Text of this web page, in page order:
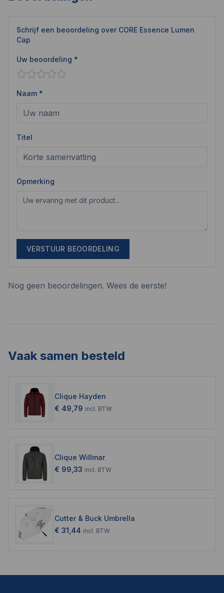
Schrijf een beoordeling over CORE Essence Lumen
Cap
Uw beoordeling *
Naam *
Titel
Opmerking
VERSTUUR BEOORDELING
Nog geen beoordelingen. Wees de eerste!
Vaak samen besteld
Clique Hayden
€ 49,79 incl. BTW
Clique Willmar
€ 99,33 incl. BTW
Cutter & Buck Umbrella
€ 31,44 incl. BTW